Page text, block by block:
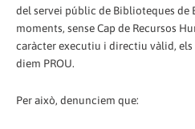
del servei públic de Biblioteques de
moments, sense Cap de Recursos
caràcter executiu i directiu vàlid,
diem PROU.
Per això, denunciem que: